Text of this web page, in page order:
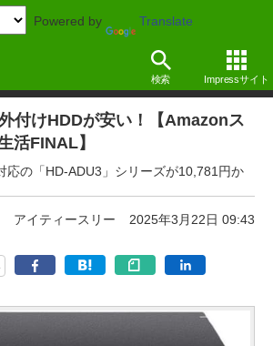
Powered by Translate
検索 Impressサイト
得情報
付けHDDが安い！【Amazonス
活FINAL】
応の「HD-ADU3」シリーズが10,781円か
アイティースリー 2025年3月22日 09:43